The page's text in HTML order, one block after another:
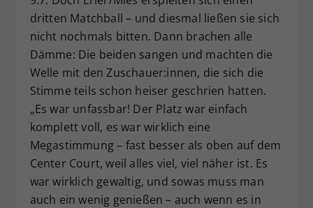
dritten Matchball – und diesmal ließen sie sich
nicht nochmals bitten. Dann brachen alle
Dämme: Die beiden sangen und machten die
Welle mit den Zuschauer:innen, die sich die
Stimme teils schon heiser geschrien hatten.
„Es war unfassbar! Der Platz war einfach
komplett voll, es war wirklich eine
Megastimmung – fast besser als oben auf dem
Center Court, weil alles viel, viel näher ist. Es
war wirklich gewaltig, und sowas muss man
auch ein wenig genießen – auch wenn es in